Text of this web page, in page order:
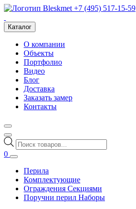
+7 (495) 517-15-59
Каталог
О компании
Объекты
Портфолио
Видео
Блог
Доставка
Заказать замер
Контакты
Поиск
товаров
0
Перила
Комплектующие
Ограждения Секциями
Поручни перил Наборы